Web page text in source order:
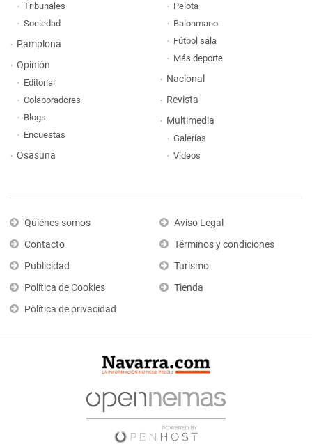
Tribunales
Sociedad
Pamplona
Opinión
Editorial
Colaboradores
Blogs
Encuestas
Osasuna
Pelota
Balonmano
Fútbol sala
Más deporte
Nacional
Revista
Multimedia
Galerías
Vídeos
Quiénes somos
Contacto
Publicidad
Política de Cookies
Política de privacidad
Aviso Legal
Términos y condiciones
Turismo
Tienda